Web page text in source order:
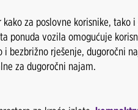
za poslovne korisnike, tako
ponuda vozila omogućuje
bezbrižno rješenje, dugoročni
za dugoročni najam.